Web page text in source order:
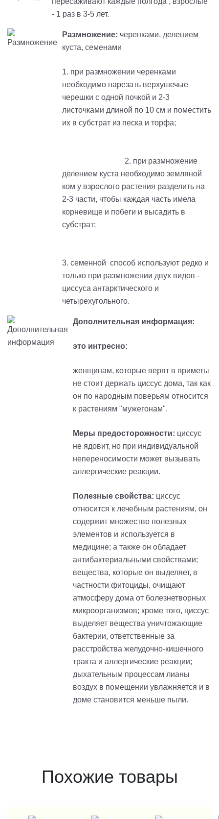
- 1 раз в 3-5 лет.
Размножение: черенками, делением
куста, семенами
1. при размножении черенками
необходимо нарезать верхушечые
черешки с одной почкой и 2-3
листочками длиной по 10 см и поместить
их в субстрат из песка и торфа;
2. при размножение
делением куста необходимо земляной
ком у взрослого растения разделить на
2-3 части, чтобы каждая часть имела
корневище и побеги и высадить в
субстрат;
3. семенной способ используют редко и
только при размножении двух видов -
циссуса антарктического и
четырехугольного.
Дополнительная информация:
это интресно:
женщинам, которые верят в приметы
не стоит держать циссус дома, так как
он по народным поверьям относится
к растениям "мужегонам".
Меры предосторожности: циссус
не ядовит, но при индивидуальной
непереносимости может вызывать
аллергические реакции.
Полезные свойства: циссус
относится к лечебным растениям, он
содержит множество полезных
элементов и используется в
медицине; а также он обладает
антибактериальными свойствами;
вещества, которые он выделяет, в
частности фитоциды, очищают
атмосферу дома от болезнетворных
микроорганизмов; кроме того, циссус
выделяет вещества уничтожающие
бактерии, ответственные за
расстройства желудочно-кишечного
тракта и аллергические реакции;
дыхательным процессам лианы
воздух в помещении увлажняется и в
доме становится меньше пыли.
Похожие товары